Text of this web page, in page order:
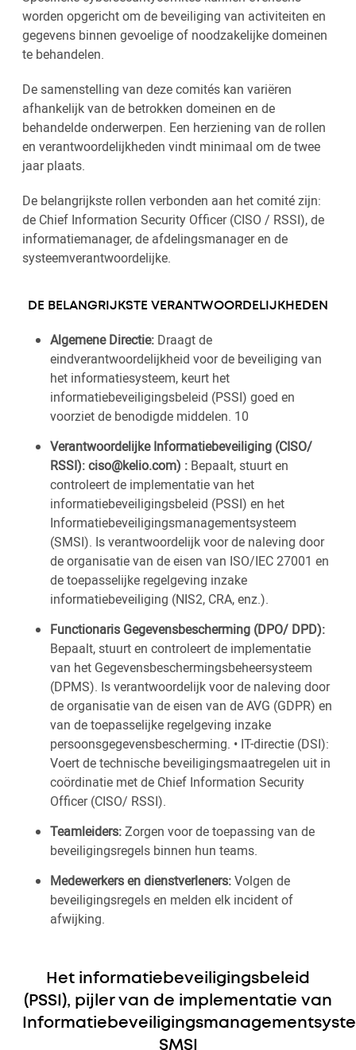
worden opgericht om de beveiliging van activiteiten en
gegevens binnen gevoelige of noodzakelijke domeinen
te behandelen.
De samenstelling van deze comités kan variëren
afhankelijk van de betrokken domeinen en de
behandelde onderwerpen. Een herziening van de rollen
en verantwoordelijkheden vindt minimaal om de twee
jaar plaats.
De belangrijkste rollen verbonden aan het comité zijn:
de Chief Information Security Officer (CISO / RSSI), de
informatiemanager, de afdelingsmanager en de
systeemverantwoordelijke.
DE BELANGRIJKSTE VERANTWOORDELIJKHEDEN
Algemene Directie: Draagt de
eindverantwoordelijkheid voor de beveiliging van
het informatiesysteem, keurt het
informatiebeveiligingsbeleid (PSSI) goed en
voorziet de benodigde middelen. 10
Verantwoordelijke Informatiebeveiliging (CISO/
RSSI): ciso@kelio.com) : Bepaalt, stuurt en
controleert de implementatie van het
informatiebeveiligingsbeleid (PSSI) en het
Informatiebeveiligingsmanagementsysteem
(SMSI). Is verantwoordelijk voor de naleving door
de organisatie van de eisen van ISO/IEC 27001 en
de toepasselijke regelgeving inzake
informatiebeveiliging (NIS2, CRA, enz.).
Functionaris Gegevensbescherming (DPO/ DPD):
Bepaalt, stuurt en controleert de implementatie
van het Gegevensbeschermingsbeheersysteem
(DPMS). Is verantwoordelijk voor de naleving door
de organisatie van de eisen van de AVG (GDPR) en
van de toepasselijke regelgeving inzake
persoonsgegevensbescherming. • IT-directie (DSI):
Voert de technische beveiligingsmaatregelen uit in
coördinatie met de Chief Information Security
Officer (CISO/ RSSI).
Teamleiders:Zorgen voor de toepassing van de
beveiligingsregels binnen hun teams.
Medewerkers en dienstverleners:Volgen de
beveiligingsregels en melden elk incident of
afwijking.
Het informatiebeveiligingsbeleid
(PSSI), pijler van de implementatie van
SMSI